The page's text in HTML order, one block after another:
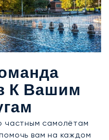
К Вашим
частным самолётам
вам на каждом